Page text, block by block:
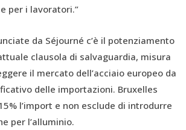
per i lavoratori.”
da Séjourné c’è il potenziamento
clausola di salvaguardia, misura
il mercato dell’acciaio europeo da
delle importazioni. Bruxelles
l’import e non esclude di introdurre
per l’alluminio.